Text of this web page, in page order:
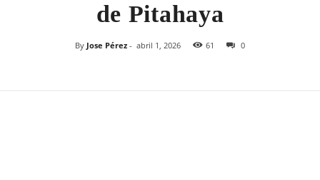
de Pitahaya
By Jose Pérez - abril 1, 2026 61 0